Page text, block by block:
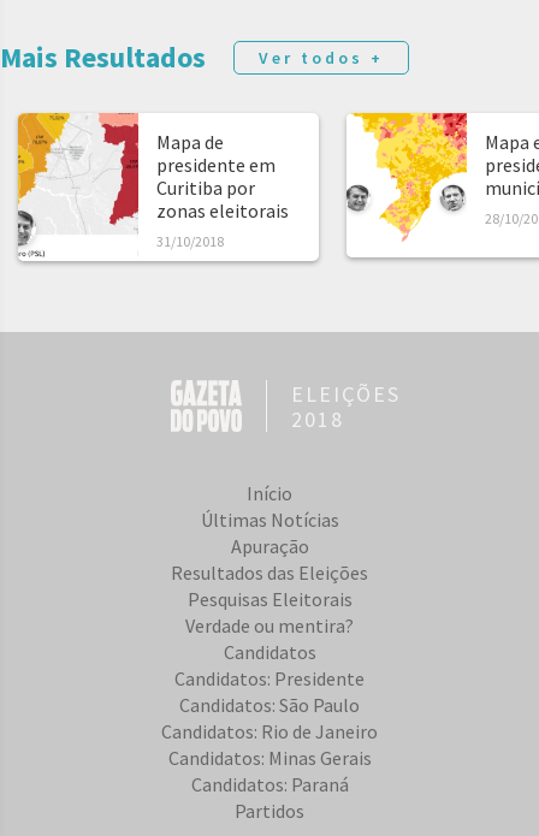
Mais Resultados Ver todos +
Mapa de
presidente em
Curitiba por
zonas eleitorais
31/10/2018
Mapa
28/10/
ELEIÇÕES
2018
Início
Últimas Notícias
Apuração
Resultados das Eleições
Pesquisas Eleitorais
Verdade ou mentira?
Candidatos
Candidatos: Presidente
Candidatos: São Paulo
Candidatos: Rio de Janeiro
Candidatos: Minas Gerais
Candidatos: Paraná
Partidos